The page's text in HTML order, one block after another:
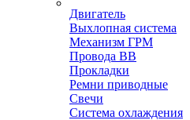
Двигатель
Выхлопная система
Механизм ГРМ
Провода ВВ
Прокладки
Ремни приводные
Свечи
Система охлаждения